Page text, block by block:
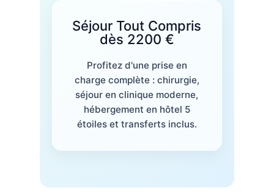
Nos
Séjour Tout Compris
dès 2200 €
Profitez d'une prise en
charge complète : chirurgie,
séjour en clinique moderne,
hébergement en hôtel 5
étoiles et transferts inclus.